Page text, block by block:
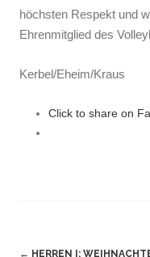
höchsten Respekt und
Ehrenmitglied des
Kerbel/Eheim/Kraus
Click to share on
Navigation
← HERREN I: